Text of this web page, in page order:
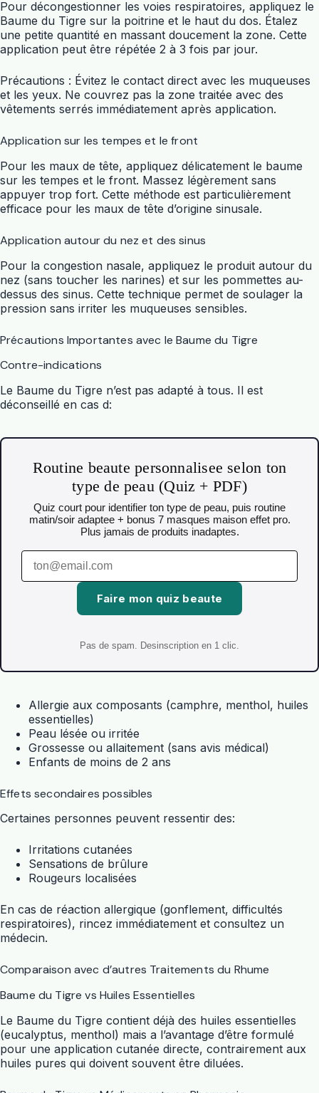
Pour décongestionner les voies respiratoires, appliquez le
Baume du Tigre sur la poitrine et le haut du dos. Étalez
une petite quantité en massant doucement la zone. Cette
application peut être répétée 2 à 3 fois par jour.
Précautions : Évitez le contact direct avec les muqueuses
et les yeux. Ne couvrez pas la zone traitée avec des
vêtements serrés immédiatement après application.
Application sur les tempes et le front
Pour les maux de tête, appliquez délicatement le baume
sur les tempes et le front. Massez légèrement sans
appuyer trop fort. Cette méthode est particulièrement
efficace pour les maux de tête d’origine sinusale.
Application autour du nez et des sinus
Pour la congestion nasale, appliquez le produit autour du
nez (sans toucher les narines) et sur les pommettes au-
dessus des sinus. Cette technique permet de soulager la
pression sans irriter les muqueuses sensibles.
Précautions Importantes avec le Baume du Tigre
Contre-indications
Le Baume du Tigre n’est pas adapté à tous. Il est
déconseillé en cas d:
Routine beaute personnalisee selon ton
type de peau (Quiz + PDF)
Quiz court pour identifier ton type de peau, puis routine
matin/soir adaptee + bonus 7 masques maison effet pro.
Plus jamais de produits inadaptes.
Faire mon quiz beaute
Pas de spam. Desinscription en 1 clic.
Allergie aux composants (camphre, menthol, huiles
essentielles)
Peau lésée ou irritée
Grossesse ou allaitement (sans avis médical)
Enfants de moins de 2 ans
Effets secondaires possibles
Certaines personnes peuvent ressentir des:
Irritations cutanées
Sensations de brûlure
Rougeurs localisées
En cas de réaction allergique (gonflement, difficultés
respiratoires), rincez immédiatement et consultez un
médecin.
Comparaison avec d’autres Traitements du Rhume
Baume du Tigre vs Huiles Essentielles
Le Baume du Tigre contient déjà des huiles essentielles
(eucalyptus, menthol) mais a l’avantage d’être formulé
pour une application cutanée directe, contrairement aux
huiles pures qui doivent souvent être diluées.